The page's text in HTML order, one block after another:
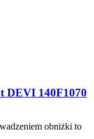
DEVI 140F1070
obniżki to